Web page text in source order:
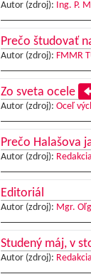
Autor (zdroj): Ing. P.
Prečo študovať
Autor (zdroj): FMMR
Zo sveta ocele
Autor (zdroj): Oceľ
Prečo Halašova
Autor (zdroj): Redakcia
Editoriál
Autor (zdroj): Mgr.
Studený máj, v
Autor (zdroj): Redakcia